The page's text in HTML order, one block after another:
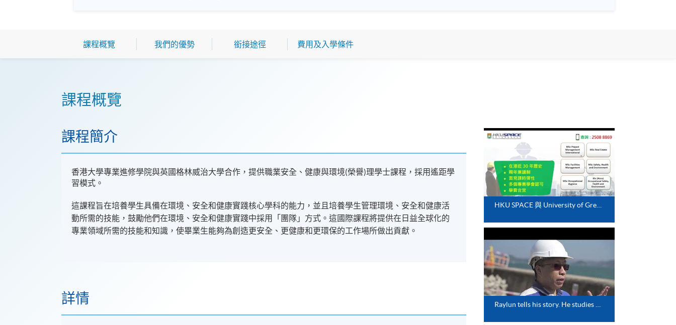
課程概覽 我們的優勢 銜接途徑 費用及入學條件
課程概覽
課程簡介
香港大學專業進修學院與英國格林威治大學合作，提供職業安全、健康與環境(榮譽)理學士課程，採用遙距學
習模式。
這課程旨在培養學生具備在環境、安全和健康實踐核心學科的能力，並且培養學生管理環境、安全和健康活
動所需的技能，鼓勵他們在環境、安全和健康實踐中採用「團隊」方式。這國際課程將提供在日益全球化的
專業領域所需的技能和知識，使畢業生能夠為創造更安全、更健康和更環保的工作場所做出貢獻。
詳情
HKU SPACE 與 University of Greenwich 合辨之碩士及學士課程